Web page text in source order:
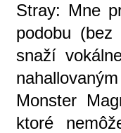
Stray: Mne
podobu
snaží
Monster
ktoré